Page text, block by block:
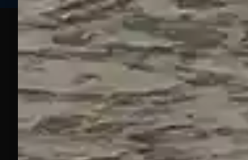
Web
Pesca
Un portale
pensato
per gli
amanti
Esperienze
Guide
sulla
pesca
sportiva
I nostri
Clienti
Siamo